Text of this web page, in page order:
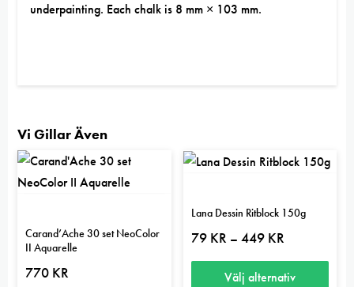
underpainting. Each chalk is 8 mm × 103 mm.
Vi Gillar Även
Carand’Ache 30 set NeoColor
II Aquarelle
770 KR
Lana Dessin Ritblock 150g
79 KR – 449 KRPrisintervall:
till
449 kr
Välj alternativ